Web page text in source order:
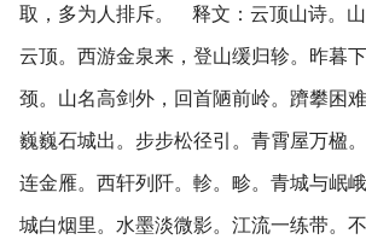
取，多为人排斥。 释文：云顶山诗。
云顶。西游金泉来，登山缓归轸。昨暮
颈。山名高剑外，回首陋前岭。躋攀困难
巍巍石城出。步步松径引。青霄屋万楹
连金雁。西轩列阡。軫。畛。青城与岷
城白烟里。水墨淡微影。江流一练带。